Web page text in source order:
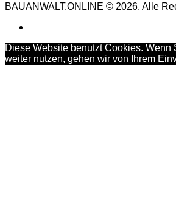
BAUANWALT.ONLINE © 2026. Alle
Diese Website benutzt Cookies. Wenn
weiter nutzen, gehen wir von Ihrem